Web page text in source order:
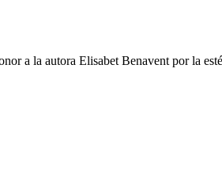
a la autora Elisabet Benavent por la